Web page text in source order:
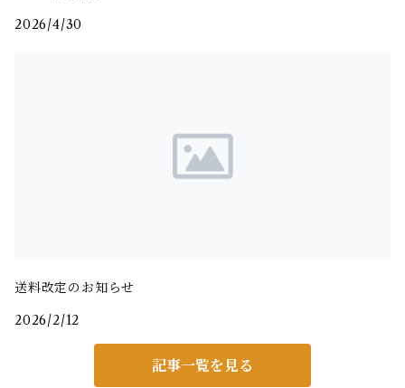
2026/4/30
送料改定のお知らせ
2026/2/12
記事一覧を見る